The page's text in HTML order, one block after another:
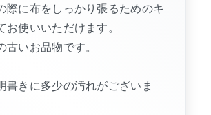
際に布をしっかり張るためのキ
お使いいただけます。
古いお品物です。
書きに多少の汚れがございま